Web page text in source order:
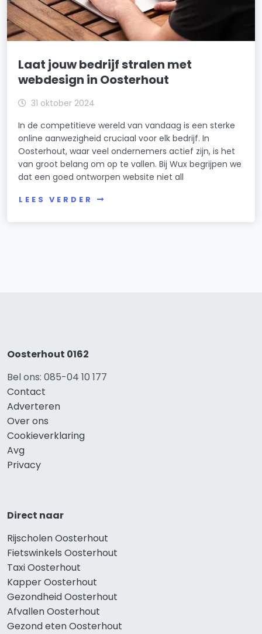
Laat jouw bedrijf stralen met
webdesign in Oosterhout
31 oktober 2024
In de competitieve wereld van vandaag is een sterke
online aanwezigheid cruciaal voor elk bedrijf. In
Oosterhout, waar veel ondernemers actief zijn, is het
van groot belang om op te vallen. Bij Wux begrijpen we
dat een goed ontworpen website niet all
LEES VERDER
Oosterhout 0162
Bel ons: 085-04 10 177
Contact
Adverteren
Over ons
Cookieverklaring
Avg
Privacy
Direct naar
Rijscholen Oosterhout
Fietswinkels Oosterhout
Taxi Oosterhout
Kapper Oosterhout
Gezondheid Oosterhout
Afvallen Oosterhout
Gezond eten Oosterhout